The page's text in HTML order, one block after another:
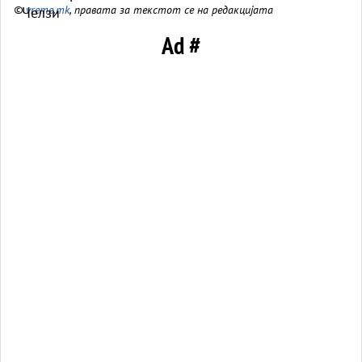
©vreme.mk, правата за текстот се на редакцијата
Ad #